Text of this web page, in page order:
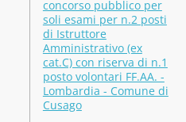
concorso pubblico per
soli esami per n.2 posti
di Istruttore
Amministrativo (ex
cat.C) con riserva di n.1
posto volontari FF.AA. -
Lombardia - Comune di
Cusago